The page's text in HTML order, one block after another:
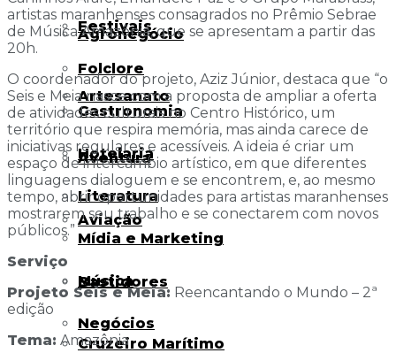
Festivais
Folclore
Gastronomia
Hotelaria
Literatura
Mídia e Marketing
Música
Negócios
Agronegócio
Artesanato
Aventura
Aviação
Bastidores
Cruzeiro Marítimo
artistas maranhenses consagrados no Prêmio Sebrae
de Música Amazônia, que se apresentam a partir das
20h.
O coordenador do projeto, Aziz Júnior, destaca que “o
Seis e Meia nasce com a proposta de ampliar a oferta
de atividades culturais no Centro Histórico, um
território que respira memória, mas ainda carece de
iniciativas regulares e acessíveis. A ideia é criar um
espaço de intercâmbio artístico, em que diferentes
linguagens dialoguem e se encontrem, e, ao mesmo
tempo, abrir oportunidades para artistas maranhenses
mostrarem seu trabalho e se conectarem com novos
públicos.”
Serviço
Projeto Seis e Meia: Reencantando o Mundo – 2ª
edição
Tema: Amazônia